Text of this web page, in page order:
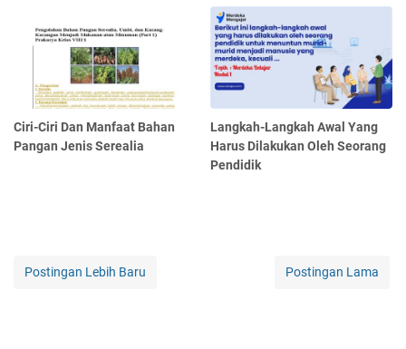
Ciri-Ciri Dan Manfaat Bahan
Pangan Jenis Serealia
Langkah-Langkah Awal Yang
Harus Dilakukan Oleh Seorang
Pendidik
Postingan Lebih Baru Postingan Lama